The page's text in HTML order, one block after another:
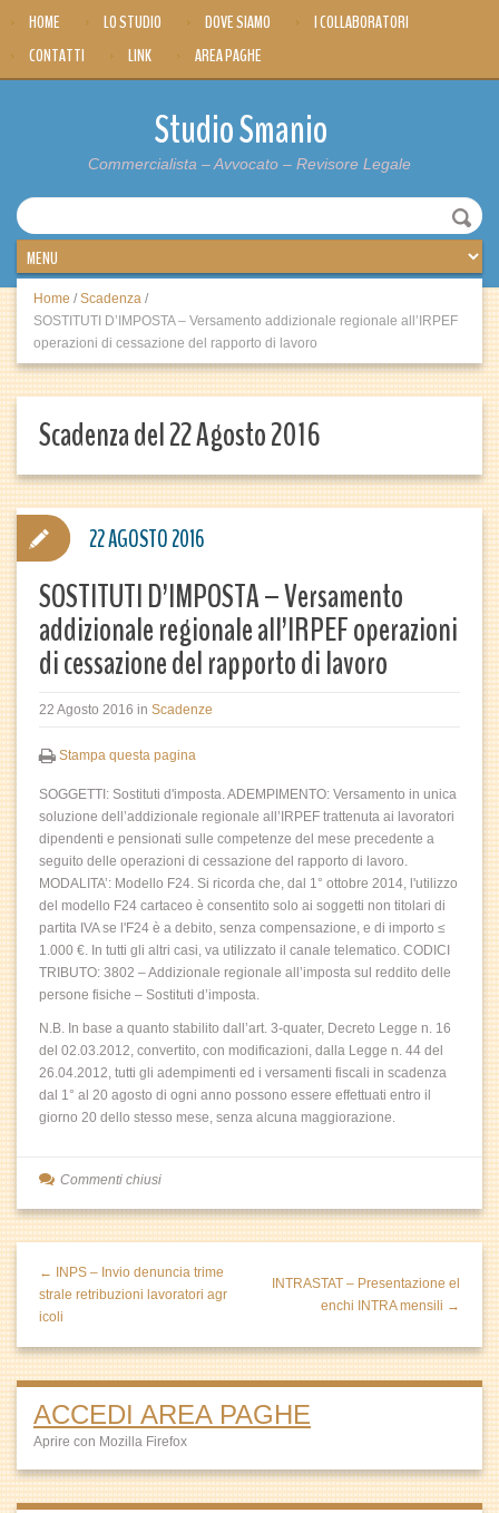
HOME LO STUDIO DOVE SIAMO
I COLLABORATORI
CONTATTI
LINK AREA PAGHE
Studio Smanio
Commercialista – Avvocato – Revisore Legale
Home / Scadenza /
SOSTITUTI D’IMPOSTA – Versamento addizionale regionale all’IRPEF
operazioni di cessazione del rapporto di lavoro
Scadenza del 22 Agosto 2016
SOSTITUTI D’IMPOSTA – Versamento
addizionale regionale all’IRPEF operazioni
di cessazione del rapporto di lavoro
22 Agosto 2016 in Scadenze
Stampa questa pagina
SOGGETTI: Sostituti d'imposta. ADEMPIMENTO: Versamento in unica
soluzione dell’addizionale regionale all’IRPEF trattenuta ai lavoratori
dipendenti e pensionati sulle competenze del mese precedente a
seguito delle operazioni di cessazione del rapporto di lavoro.
MODALITA’: Modello F24. Si ricorda che, dal 1° ottobre 2014, l'utilizzo
del modello F24 cartaceo è consentito solo ai soggetti non titolari di
partita IVA se l'F24 è a debito, senza compensazione, e di importo ≤
1.000 €. In tutti gli altri casi, va utilizzato il canale telematico. CODICI
TRIBUTO: 3802 – Addizionale regionale all’imposta sul reddito delle
persone fisiche – Sostituti d’imposta.
N.B. In base a quanto stabilito dall’art. 3-quater, Decreto Legge n. 16
del 02.03.2012, convertito, con modificazioni, dalla Legge n. 44 del
26.04.2012, tutti gli adempimenti ed i versamenti fiscali in scadenza
dal 1° al 20 agosto di ogni anno possono essere effettuati entro il
giorno 20 dello stesso mese, senza alcuna maggiorazione.
22 AGOSTO 2016
Commenti chiusi
← INPS – Invio denuncia trime
strale retribuzioni lavoratori agr
icoli
INTRASTAT – Presentazione el
enchi INTRA mensili →
ACCEDI AREA PAGHE
Aprire con Mozilla Firefox